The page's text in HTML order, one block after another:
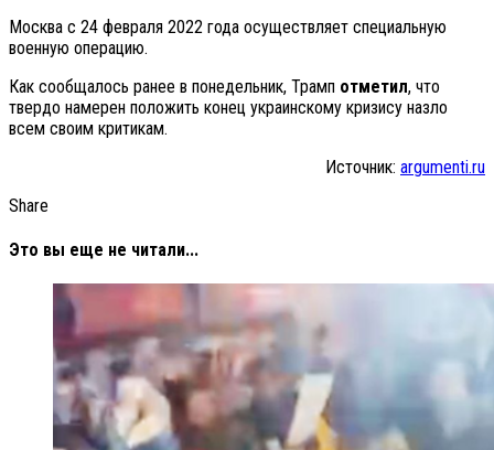
Москва с 24 февраля 2022 года осуществляет специальную
военную операцию.
Как сообщалось ранее в понедельник, Трамп отметил, что
твердо намерен положить конец украинскому кризису назло
всем своим критикам.
Источник: argumenti.ru
Share
Это вы еще не читали...